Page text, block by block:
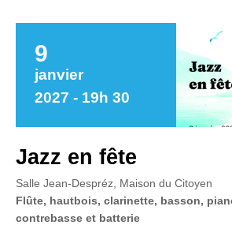
9
janvier
2027 - 19h 30
Jazz en fête
Salle Jean-Despréz, Maison du Citoyen
Flûte, hautbois, clarinette, basson,
contrebasse et batterie